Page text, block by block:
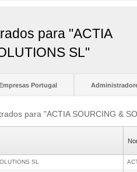
para "ACTIA
SL"
Portugal
para "ACTIA SOURCING &
SL